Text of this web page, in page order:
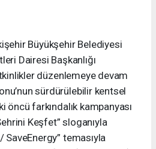
Büyükşehir Belediyesi
Dairesi Başkanlığı
düzenlemeye devam
sürdürülebilir kentsel
farkındalık kampanyası
Keşfet” sloganıyla
SaveEnergy” temasıyla